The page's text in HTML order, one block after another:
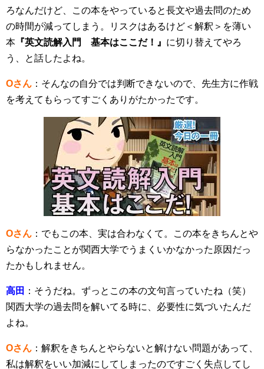
ろなんだけど、この本をやっていると長文や過去問のため
の時間が減ってしまう。リスクはあるけど＜解釈＞を薄い
本 『英文読解入門 基本はここだ！』 に切り替えてやろ
う、と話したよね。
Oさん ：そんなの自分では判断できないので、先生方に作戦
を考えてもらってすごくありがたかったです。
Oさん ：でもこの本、実は合わなくて。この本をきちんとや
らなかったことが関西大学でうまくいかなかった原因だっ
たかもしれません。
高田 ：そうだね。ずっとこの本の文句言っていたね（笑）
関西大学の過去問を解いてる時に、必要性に気づいたんだ
よね。
Oさん ：解釈をきちんとやらないと解けない問題があって、
私は解釈をいい加減にしてしまったのですごく失点してし